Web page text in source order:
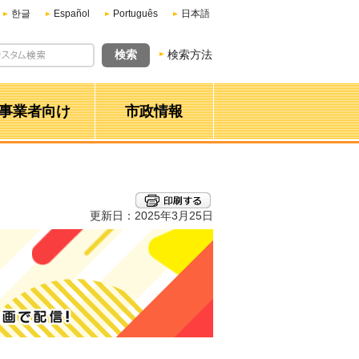
한글 Español Português 日本語
検索方法
業者向け 市政情報
更新日：2025年3月25日